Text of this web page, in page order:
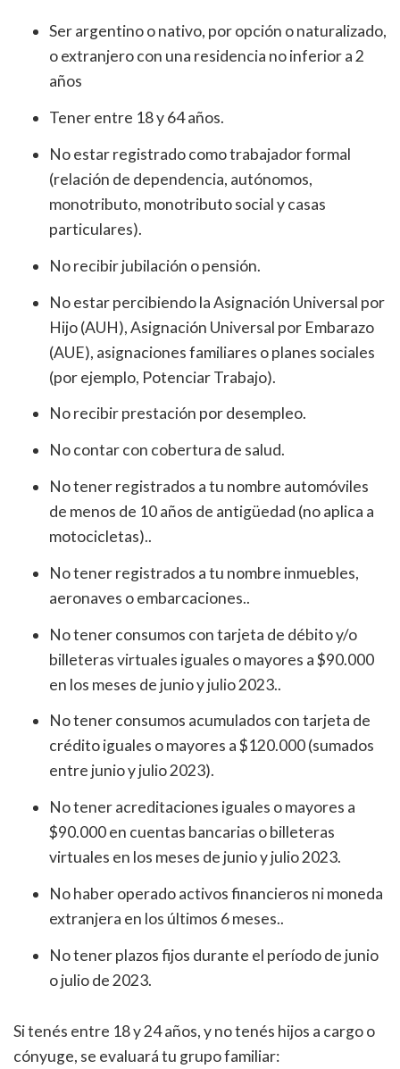
Ser argentino o nativo, por opción o naturalizado,
o extranjero con una residencia no inferior a 2
años
Tener entre 18 y 64 años.
No estar registrado como trabajador formal
(relación de dependencia, autónomos,
monotributo, monotributo social y casas
particulares).
No recibir jubilación o pensión.
No estar percibiendo la Asignación Universal por
Hijo (AUH), Asignación Universal por Embarazo
(AUE), asignaciones familiares o planes sociales
(por ejemplo, Potenciar Trabajo).
No recibir prestación por desempleo.
No contar con cobertura de salud.
No tener registrados a tu nombre automóviles
de menos de 10 años de antigüedad (no aplica a
motocicletas)..
No tener registrados a tu nombre inmuebles,
aeronaves o embarcaciones..
No tener consumos con tarjeta de débito y/o
billeteras virtuales iguales o mayores a $90.000
en los meses de junio y julio 2023..
No tener consumos acumulados con tarjeta de
crédito iguales o mayores a $120.000 (sumados
entre junio y julio 2023).
No tener acreditaciones iguales o mayores a
$90.000 en cuentas bancarias o billeteras
virtuales en los meses de junio y julio 2023.
No haber operado activos financieros ni moneda
extranjera en los últimos 6 meses..
No tener plazos fijos durante el período de junio
o julio de 2023.
Si tenés entre 18 y 24 años, y no tenés hijos a cargo o
cónyuge, se evaluará tu grupo familiar: